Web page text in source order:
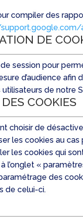
compiler des
DE
session pour
d’audience
de notre
COOKIES
choisir de
les cookies au
les cookies qui
l’onglet «
des
de celui-ci.